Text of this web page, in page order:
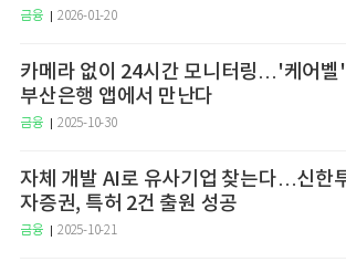
금융 2026-01-20
카메라 없이 24시간 모니터링…'케어벨
부산은행 앱에서 만난다
금융 2025-10-30
자체 개발 AI로 유사기업 찾는다…신한
자증권, 특허 2건 출원 성공
금융 2025-10-21